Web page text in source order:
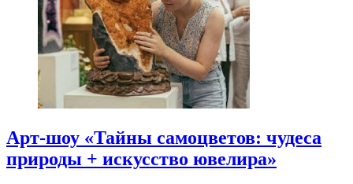
Арт-шоу «Тайны самоцветов: чудеса
природы + искусство ювелира»